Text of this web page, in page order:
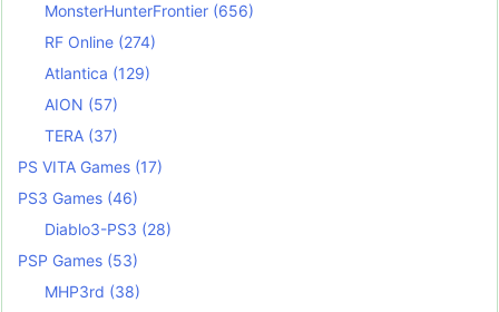
MonsterHunterFrontier (656)
RF Online (274)
Atlantica (129)
AION (57)
TERA (37)
PS VITA Games (17)
PS3 Games (46)
Diablo3-PS3 (28)
PSP Games (53)
MHP3rd (38)